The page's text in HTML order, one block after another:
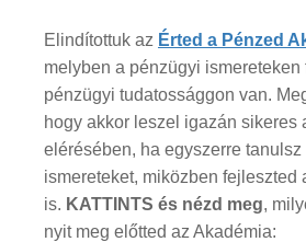
Elindítottuk az Érted a Pénzed
melyben a pénzügyi
pénzügyi tudatossággon van.
hogy akkor leszel igazán sikeres
elérésében, ha egyszerre tanulsz
ismereteket, miközben fejleszted
is. KATTINTS és nézd meg,
nyit meg előtted az Akadémia: